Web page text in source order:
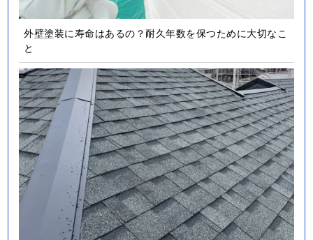
外壁塗装に寿命はあるの？耐久年数を保つために大切なこ
と